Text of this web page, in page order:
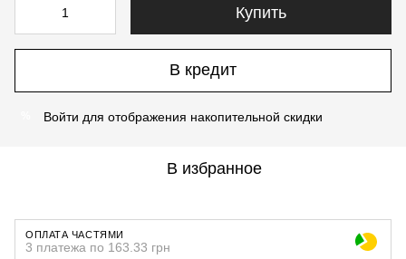
Купить
В кредит
Войти для отображения накопительной скидки
В избранное
ОПЛАТА ЧАСТЯМИ
3 платежа по 163.33 грн